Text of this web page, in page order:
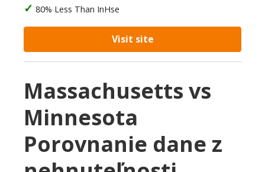
80% Less Than InHse
Visit site
Massachusetts vs
Minnesota
Porovnanie dane z